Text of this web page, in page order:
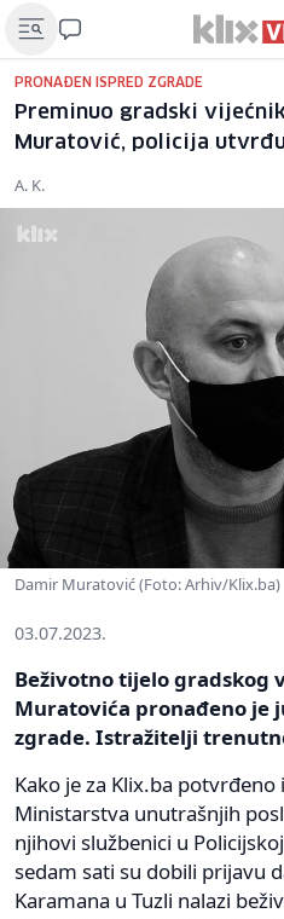
PRONAĐEN ISPRED ZGRADE
Preminuo gradski
Muratović, policija
A. K.
Damir Muratović (Foto: Arhiv/Klix.ba)
03.07.2023.
Beživotno tijelo gradskog
Muratovića pronađeno je
zgrade. Istražitelji
Kako je za Klix.ba potvrđeno
Ministarstva unutrašnjih
njihovi službenici u
sedam sati su dobili prijavu
Karamana u Tuzli nalazi